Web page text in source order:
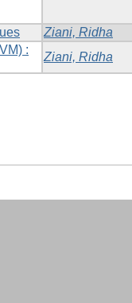
Ziani, Ridha
:
Ziani, Ridha